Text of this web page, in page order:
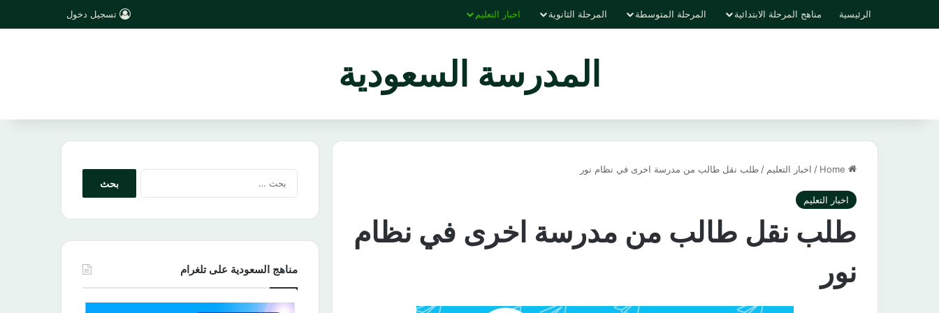
الرئيسية مناهج المرحلة الابتدائية المرحلة المتوسطة المرحلة الثانوية اخبار التعليم تسجيل دخول
المدرسة السعودية
/ اخبار التعليم / طلب نقل طالب من مدرسة اخرى في نظام نور
اخبار التعليم
طلب نقل طالب من مدرسة اخرى في نظام
نور
مناهج السعودية على تلغرام